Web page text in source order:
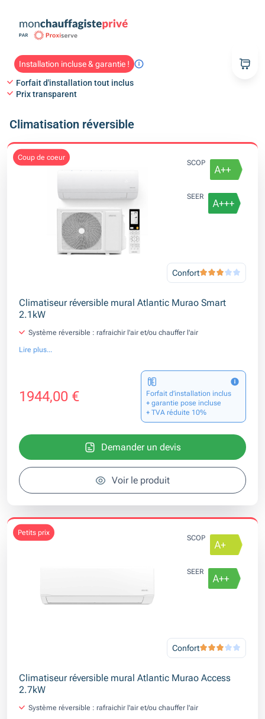
Installation incluse & garantie !
Forfait d'installation tout inclus
Prix transparent
Climatisation réversible
coup de coeur
SCOP
SEER
Confort
Climatiseur réversible mural Atlantic Murao Smart
2.1kW
Système réversible : rafraichir l'air et/ou chauffer l'air
Lire plus...
1944,00 €
Forfait d’installation inclus
+ garantie pose incluse
+ TVA réduite 10%
Demander un devis
Voir le produit
petits prix
SCOP
SEER
Confort
Climatiseur réversible mural Atlantic Murao Access
2.7kW
Système réversible : rafraichir l'air et/ou chauffer l'air